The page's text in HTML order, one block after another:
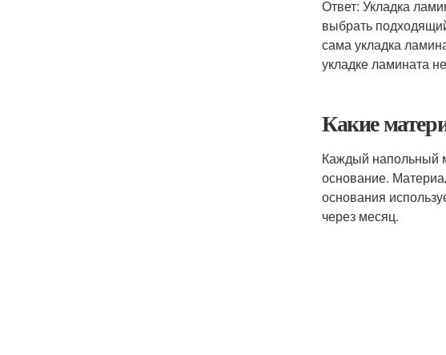
Ответ: Укладка
выбрать
сама укладка
укладке ламината
Какие
Каждый напольный
основание.
основания
через месяц.